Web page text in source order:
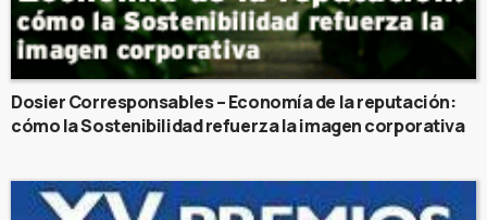
Dosier Corresponsables – Economía de la reputación:
cómo la Sostenibilidad refuerza la imagen corporativa